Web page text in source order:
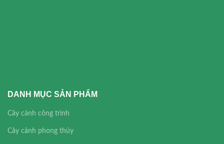
DANH MỤC SẢN PHẨM
Cây cảnh công trình
Cây cảnh phong thủy